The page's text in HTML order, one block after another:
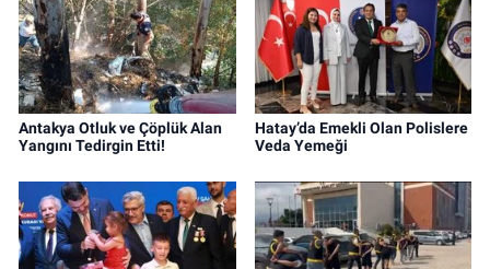
Antakya Otluk ve Çöplük Alan
Yangını Tedirgin Etti!
Hatay’da Emekli Olan Polislere
Veda Yemeği